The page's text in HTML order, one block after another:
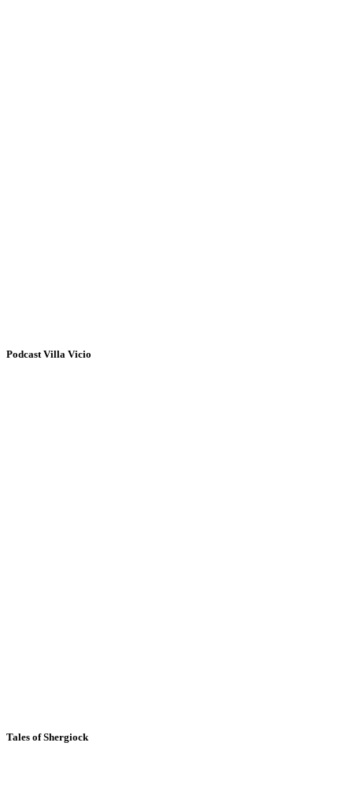
Podcast Villa Vicio
Tales of Shergiock